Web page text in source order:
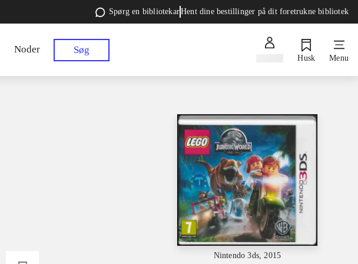
Spørg en bibliotekarHent dine bestillinger på dit foretrukne bibliotek
Noder Søg
Husk Menu
Nintendo 3ds, 2015